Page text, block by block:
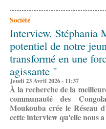
Société
Interview. Stéphania
potentiel de notre
transformé en une
agissante "
Jeudi 23 Avril 2026 - 11:37
À la recherche de la
communauté des
Moukouba crée le Réseau
cette interview qu'elle nous